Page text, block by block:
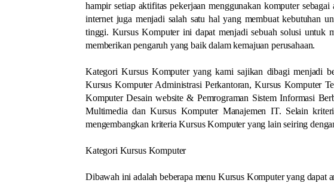
hampir setiap aktifitas pekerjaan menggunakan komputer
internet juga menjadi salah satu hal yang membuat kebutuhan
tinggi. Kursus Komputer ini dapat menjadi sebuah solusi untuk
memberikan pengaruh yang baik dalam kemajuan perusahaan.
Kategori Kursus Komputer yang kami sajikan dibagi menjadi
Kursus Komputer Administrasi Perkantoran, Kursus Komputer
Komputer Desain website & Pemrograman Sistem Informasi
Multimedia dan Kursus Komputer Manajemen IT. Selain
mengembangkan kriteria Kursus Komputer yang lain seiring
Kategori Kursus Komputer
Dibawah ini adalah beberapa menu Kursus Komputer yang dapat